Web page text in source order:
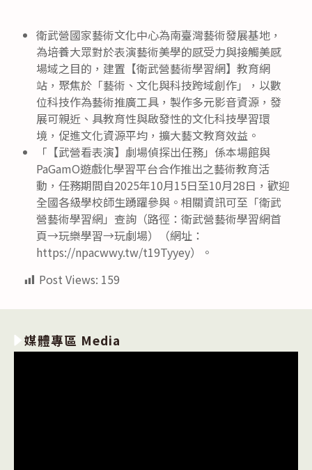
衛武營國家藝術文化中心為南臺灣藝術發展基地，
為培養大眾對於表演藝術美學的感受力與接觸美感
場域之目的，建置【衛武營藝術學習網】教育網
站，聚焦於「藝術、文化與科技跨域創作」，以數
位科技作為藝術推廣工具，製作多元影音資源，發
展可親近、具教育性與啟發性的文化科技學習環
境，促進文化資源平均，擴大藝文教育效益。
「【武營看表演】劇場偵探出任務」係本場館與
PaGamO遊戲化學習平台合作推出之藝術教育活
動，任務期間自2025年10月15日至10月28日，歡迎
全國各級學校師生踴躍參與。相關資訊可至「衛武
營藝術學習網」查詢（路徑：衛武營藝術學習網首
頁→玩樂學習→玩劇場）（網址：
https://npacwwy.tw/t19Tyyey）。
Post Views: 159
媒體專區 Media